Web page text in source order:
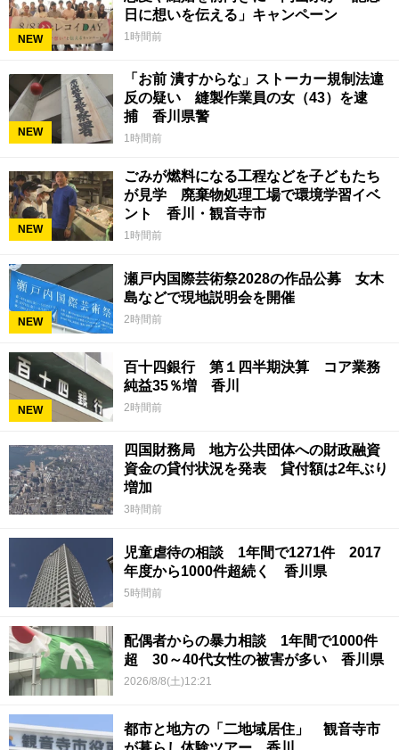
NEW
日に想いを伝える」キャンペーン
1時間前
NEW
「お前 潰すからな」ストーカー規制法違
反の疑い 縫製作業員の女（43）を逮
捕 香川県警
1時間前
NEW
ごみが燃料になる工程などを子どもたち
が見学 廃棄物処理工場で環境学習イベ
ント 香川・観音寺市
1時間前
NEW
瀬戸内国際芸術祭2028の作品公募 女木
島などで現地説明会を開催
2時間前
NEW
百十四銀行 第１四半期決算 コア業務
純益35％増 香川
2時間前
四国財務局 地方公共団体への財政融資
資金の貸付状況を発表 貸付額は2年ぶり
増加
3時間前
児童虐待の相談 1年間で1271件 2017
年度から1000件超続く 香川県
5時間前
配偶者からの暴力相談 1年間で1000件
超 30～40代女性の被害が多い 香川県
2026/8/8(土)12:21
都市と地方の「二地域居住」 観音寺市